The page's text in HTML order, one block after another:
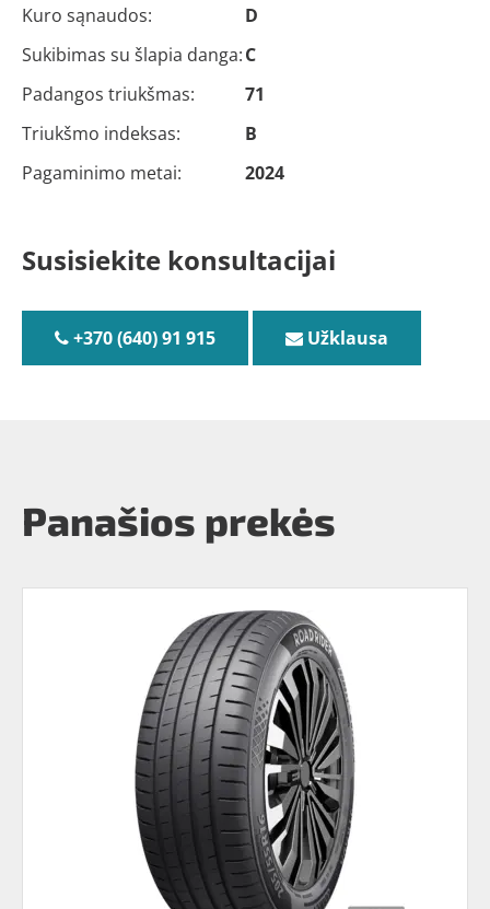
Kuro sąnaudos:
D
Sukibimas su šlapia danga:C
Padangos triukšmas:
71
Triukšmo indeksas:
B
Pagaminimo metai:
2024
Susisiekite konsultacijai
+370 (640) 91 915 Užklausa
Panašios prekės